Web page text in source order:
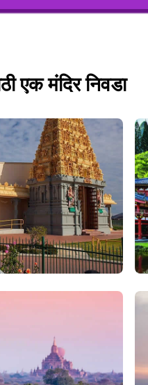
एक मंदिर निवडा